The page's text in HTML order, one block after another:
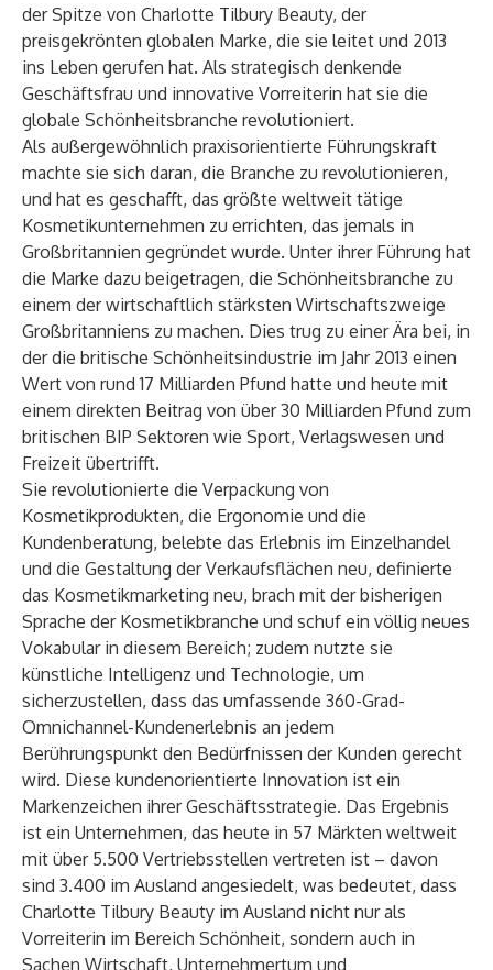
der Spitze von Charlotte Tilbury Beauty, der
preisgekrönten globalen Marke, die sie leitet und 2013
ins Leben gerufen hat. Als strategisch denkende
Geschäftsfrau und innovative Vorreiterin hat sie die
globale Schönheitsbranche revolutioniert.
Als außergewöhnlich praxisorientierte Führungskraft
machte sie sich daran, die Branche zu revolutionieren,
und hat es geschafft, das größte weltweit tätige
Kosmetikunternehmen zu errichten, das jemals in
Großbritannien gegründet wurde. Unter ihrer Führung hat
die Marke dazu beigetragen, die Schönheitsbranche zu
einem der wirtschaftlich stärksten Wirtschaftszweige
Großbritanniens zu machen. Dies trug zu einer Ära bei, in
der die britische Schönheitsindustrie im Jahr 2013 einen
Wert von rund 17 Milliarden Pfund hatte und heute mit
einem direkten Beitrag von über 30 Milliarden Pfund zum
britischen BIP Sektoren wie Sport, Verlagswesen und
Freizeit übertrifft.
Sie revolutionierte die Verpackung von
Kosmetikprodukten, die Ergonomie und die
Kundenberatung, belebte das Erlebnis im Einzelhandel
und die Gestaltung der Verkaufsflächen neu, definierte
das Kosmetikmarketing neu, brach mit der bisherigen
Sprache der Kosmetikbranche und schuf ein völlig neues
Vokabular in diesem Bereich; zudem nutzte sie
künstliche Intelligenz und Technologie, um
sicherzustellen, dass das umfassende 360-Grad-
Omnichannel-Kundenerlebnis an jedem
Berührungspunkt den Bedürfnissen der Kunden gerecht
wird. Diese kundenorientierte Innovation ist ein
Markenzeichen ihrer Geschäftsstrategie. Das Ergebnis
ist ein Unternehmen, das heute in 57 Märkten weltweit
mit über 5.500 Vertriebsstellen vertreten ist – davon
sind 3.400 im Ausland angesiedelt, was bedeutet, dass
Charlotte Tilbury Beauty im Ausland nicht nur als
Vorreiterin im Bereich Schönheit, sondern auch in
Sachen Wirtschaft, Unternehmertum und